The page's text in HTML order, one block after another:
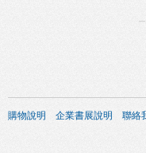
購物說明 企業書展說明 聯絡